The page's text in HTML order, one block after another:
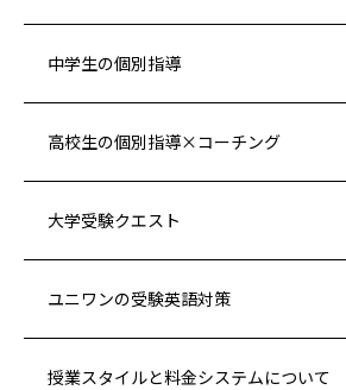
中学生の個別指導
高校生の個別指導×コーチング
大学受験クエスト
ユニワンの受験英語対策
授業スタイルと料金システムについて